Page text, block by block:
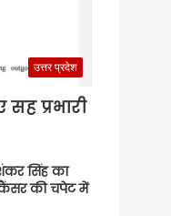
उत्तर प्रदेश
प्रभारी
सिंह का
की चपेट में